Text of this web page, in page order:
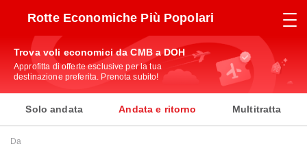
Rotte Economiche Più Popolari
Trova voli economici da CMB a DOH
Approfitta di offerte esclusive per la tua
destinazione preferita. Prenota subito!
Solo andata Andata e ritorno Multitratta
Da